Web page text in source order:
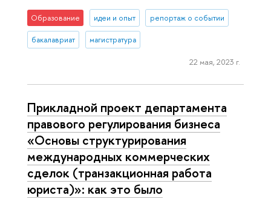
Образование идеи и опыт репортаж о событии
бакалавриат магистратура
22 мая, 2023 г.
Прикладной проект департамента
правового регулирования бизнеса
«Основы структурирования
международных коммерческих
сделок (транзакционная работа
юриста)»: как это было